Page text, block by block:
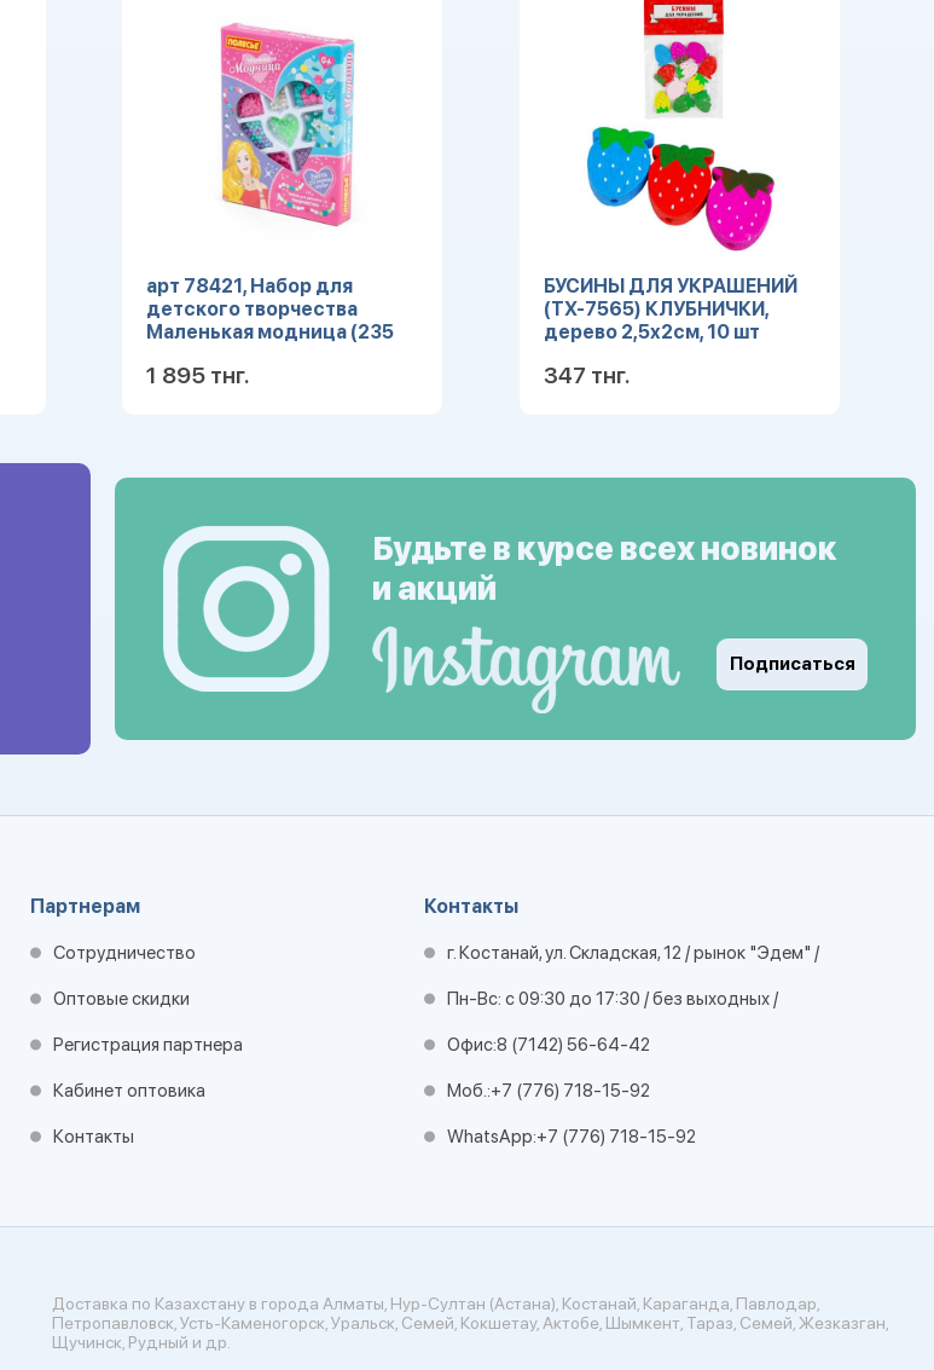
арт 78421, Набор для
детского творчества
Маленькая модница (235
1 895 тнг.
БУСИНЫ ДЛЯ УКРАШЕНИЙ
(ТХ-7565) КЛУБНИЧКИ,
дерево 2,5х2см, 10 шт
347 тнг.
Будьте в курсе всех новинок
и акций
Подписаться
Партнерам
Сотрудничество
Оптовые скидки
Регистрация партнера
Кабинет оптовика
Контакты
Контакты
г. Костанай, ул. Складская, 12 / рынок "Эдем" /
Пн-Вс: с 09:30 до 17:30 / без выходных /
Офис:8 (7142) 56-64-42
Моб.:+7 (776) 718-15-92
WhatsApp:+7 (776) 718-15-92
Доставка по Казахстану в города Алматы, Нур-Султан (Астана), Костанай, Караганда, Павлодар,
Петропавловск, Усть-Каменогорск, Уральск, Семей, Кокшетау, Актобе, Шымкент, Тараз, Семей, Жезказган,
Щучинск, Рудный и др.